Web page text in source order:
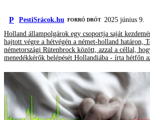
P PestiSrácok.hu FORRÓ DRÓT
2025 június 9.
Holland állampolgárok egy csoportja saját
hajtott végre a hétvégén a német-holland határon,
németországi Rütenbrock között, azzal a céllal,
menedékkérők belépését Hollandiába - írta hétfőn